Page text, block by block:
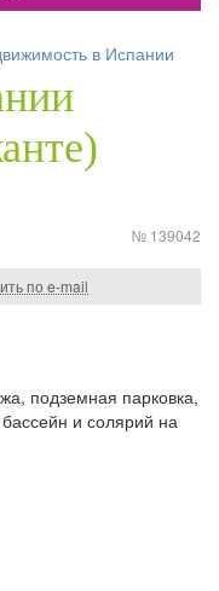
в Испании
№ 139042
по e-mail
подземная парковка,
и солярий на